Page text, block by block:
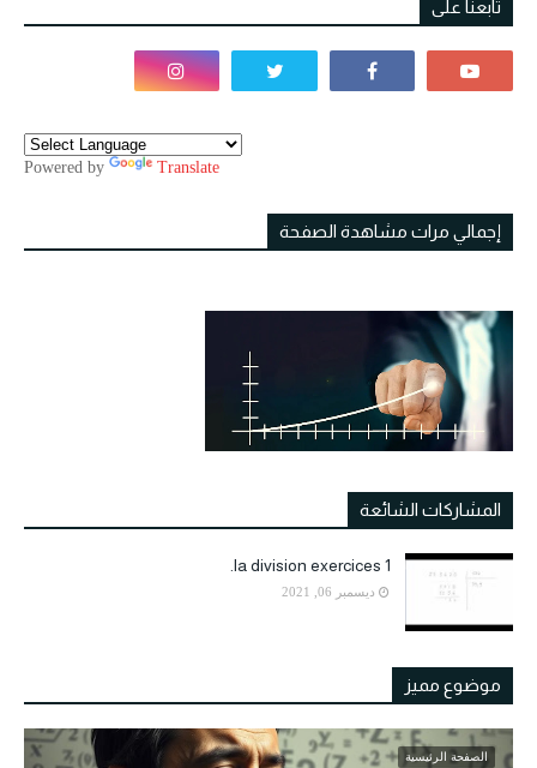
تابعنا على
Powered by Translate
إجمالي مرات مشاهدة الصفحة
المشاركات الشائعة
la division exercices 1.
ديسمبر 06, 2021
موضوع مميز
الصفحة الرئيسية